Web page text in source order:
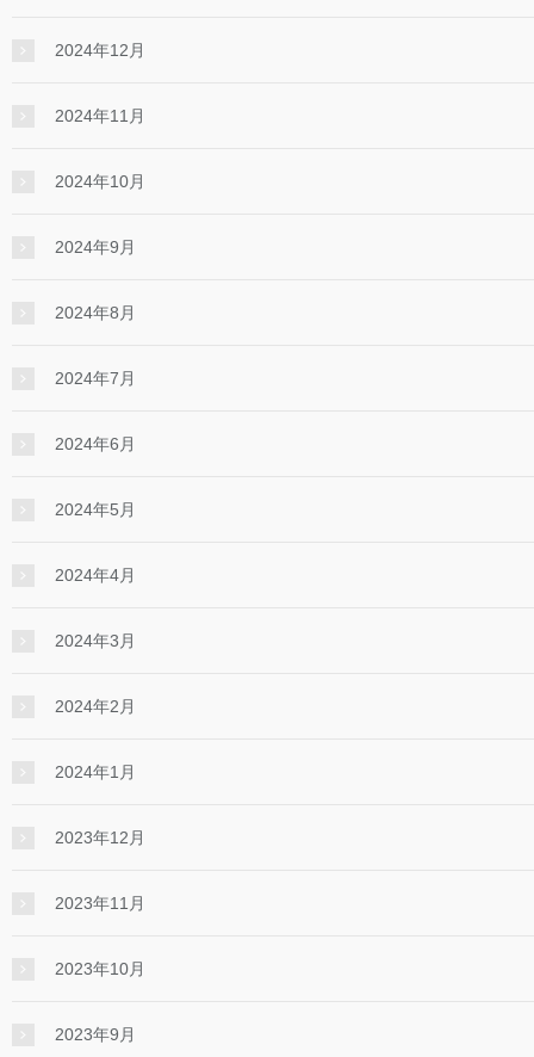
2024年12月
2024年11月
2024年10月
2024年9月
2024年8月
2024年7月
2024年6月
2024年5月
2024年4月
2024年3月
2024年2月
2024年1月
2023年12月
2023年11月
2023年10月
2023年9月